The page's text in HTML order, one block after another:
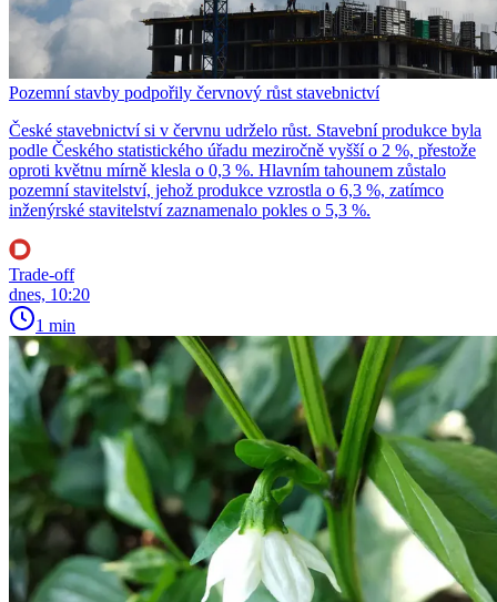
Pozemní stavby podpořily červnový růst stavebnictví
České stavebnictví si v červnu udrželo růst. Stavební produkce byla
podle Českého statistického úřadu meziročně vyšší o 2 %, přestože
oproti květnu mírně klesla o 0,3 %. Hlavním tahounem zůstalo
pozemní stavitelství, jehož produkce vzrostla o 6,3 %, zatímco
inženýrské stavitelství zaznamenalo pokles o 5,3 %.
Trade-off
dnes, 10:20
1 min